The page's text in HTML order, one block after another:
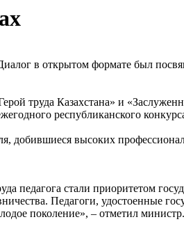
в открытом формате был
труда Казахстана» и
республиканского
добившиеся высоких
педагога стали приоритетом
Педагоги, удостоенные
поколение», – отметил министр.